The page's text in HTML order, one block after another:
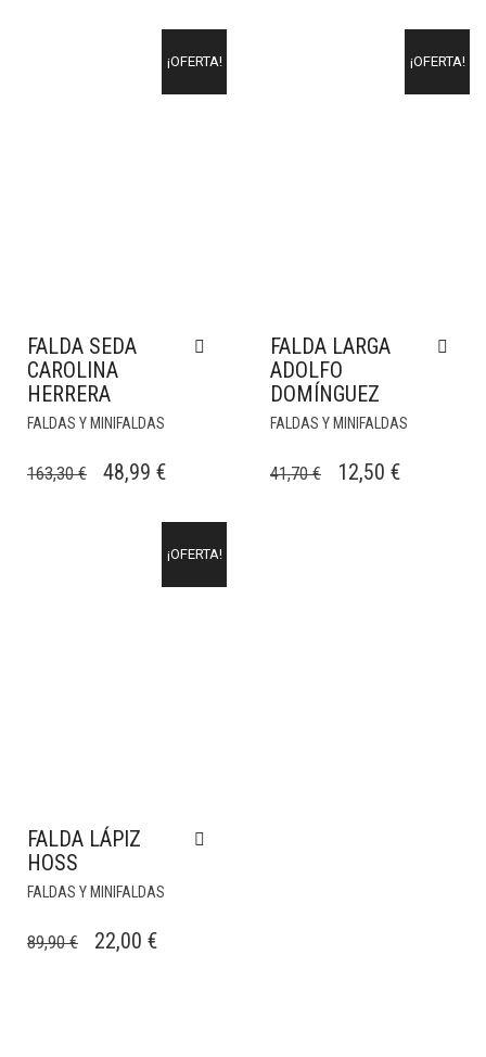
¡OFERTA!
FALDA SEDA
CAROLINA
HERRERA
FALDAS Y MINIFALDAS
163,30€
EL
163,30 €.
48,99 €EL
ES:
48,99 €.
¡OFERTA!
FALDA LARGA
ADOLFO
DOMÍNGUEZ
FALDAS Y MINIFALDAS
41,70€
EL
12,50 €EL
¡OFERTA!
FALDA LÁPIZ
HOSS
FALDAS Y MINIFALDAS
89,90€
EL
22,00 €EL